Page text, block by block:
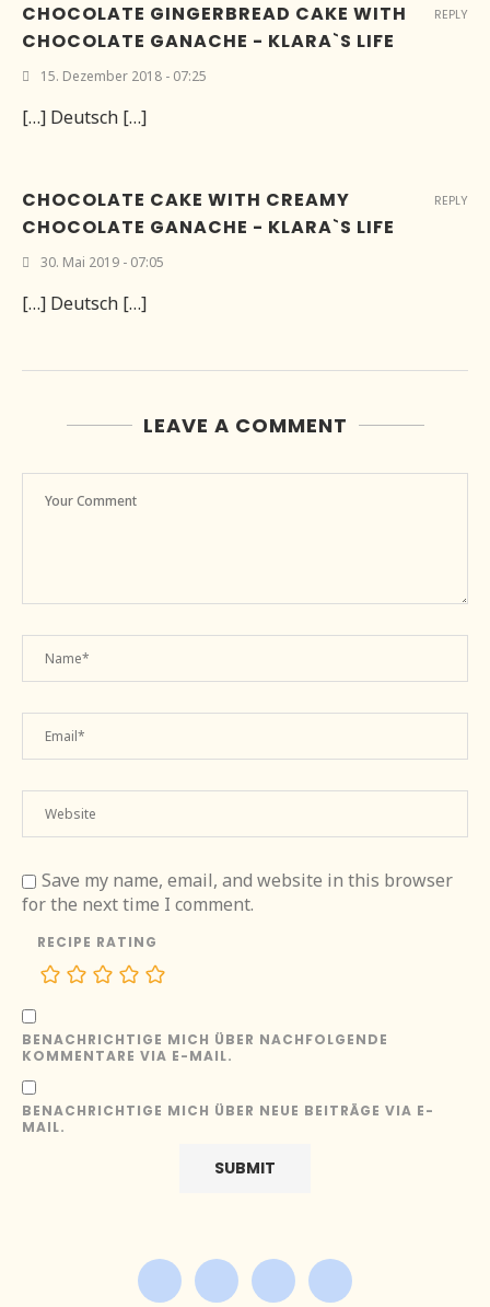
CHOCOLATE GINGERBREAD CAKE WITH
CHOCOLATE GANACHE - KLARA`S LIFE
15. Dezember 2018 - 07:25
[…] Deutsch […]
REPLY
CHOCOLATE CAKE WITH CREAMY
CHOCOLATE GANACHE - KLARA`S LIFE
30. Mai 2019 - 07:05
[…] Deutsch […]
REPLY
LEAVE A COMMENT
Save my name, email, and website in this browser
for the next time I comment.
RECIPE RATING
BENACHRICHTIGE MICH ÜBER NACHFOLGENDE
KOMMENTARE VIA E-MAIL.
BENACHRICHTIGE MICH ÜBER NEUE BEITRÄGE VIA E-
MAIL.